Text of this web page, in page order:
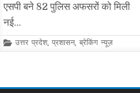
एसपी बने 82 पुलिस अफसरों को मिली
नई…
Posted
in
उत्तर प्रदेश,प्रशासन,ब्रेकिंग न्यूज़